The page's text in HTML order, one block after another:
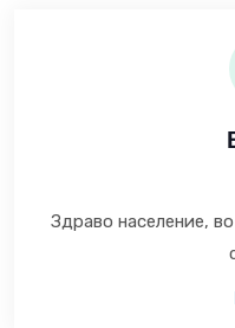
Здраво население,